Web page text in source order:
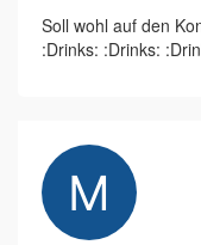
Soll wohl auf den
:Drinks: :Drinks: